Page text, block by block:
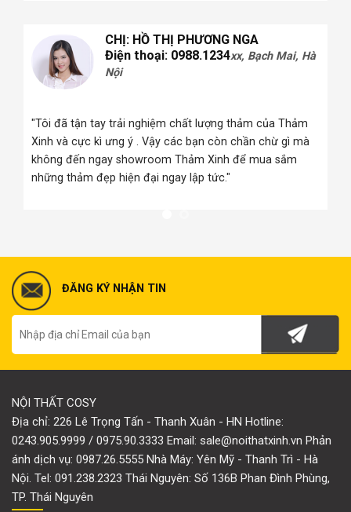
CHỊ: HỒ THỊ PHƯƠNG NGA
Điện thoại: 0988.1234xx, Bạch Mai, Hà
Nội
"Tôi đã tận tay trải nghiệm chất lượng thảm của Thảm
Xinh và cực kì ưng ý . Vậy các bạn còn chần chừ gì mà
không đến ngay showroom Thảm Xinh để mua sắm
những thảm đẹp hiện đại ngay lập tức."
ĐĂNG KÝ NHẬN TIN
NỘI THẤT COSY
Địa chỉ: 226 Lê Trọng Tấn - Thanh Xuân - HN Hotline:
0243.905.9999 / 0975.90.3333 Email: sale@noithatxinh.vn Phản
ánh dịch vụ: 0987.26.5555 Nhà Máy: Yên Mỹ - Thanh Trì - Hà
Nội. Tel: 091.238.2323 Thái Nguyên: Số 136B Phan Đình Phùng,
TP. Thái Nguyên